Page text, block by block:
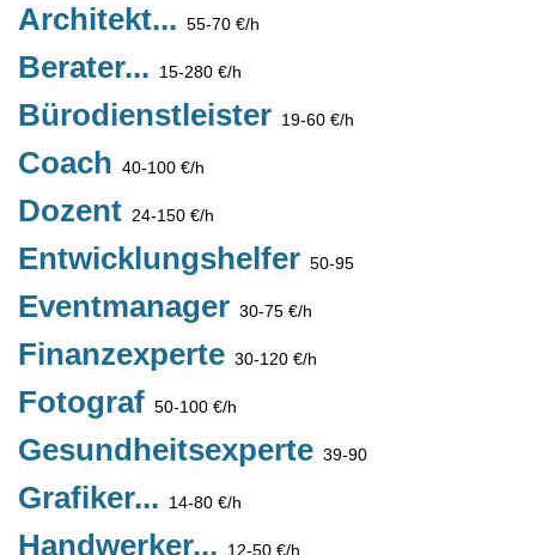
Architekt... 55-70 €/h
Berater... 15-280 €/h
Bürodienstleister 19-60 €/h
Coach 40-100 €/h
Dozent 24-150 €/h
Entwicklungshelfer 50-95
Eventmanager 30-75 €/h
Finanzexperte 30-120 €/h
Fotograf 50-100 €/h
Gesundheitsexperte 39-90
Grafiker... 14-80 €/h
Handwerker... 12-50 €/h